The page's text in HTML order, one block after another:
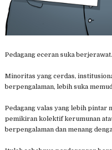
Pedagang eceran suka berjerawat.
Minoritas yang cerdas,
berpengalaman, lebih suka
Pedagang valas yang lebih pintar
pemikiran kolektif kerumunan
berpengalaman dan menang